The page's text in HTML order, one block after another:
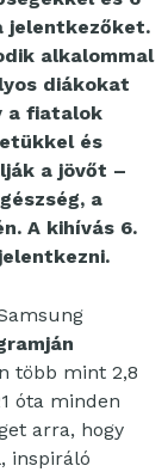
jelentkezőket.
alkalommal
diákokat
a fiatalok
és
a jövőt –
a
A kihívás 6.
több mint 2,8
óta minden
arra, hogy
inspiráló